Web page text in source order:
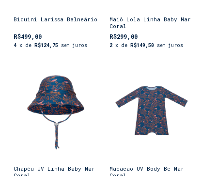
Biquini Larissa Balneário
R$499,00
4 x de R$124,75 sem juros
Maiô Lola Linha Baby Mar
Coral
R$299,00
2 x de R$149,50 sem juros
Chapéu UV Linha Baby Mar
Macacão UV Body Be Mar